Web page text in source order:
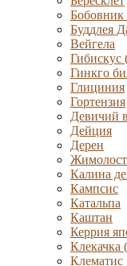
Бобовник
Буддлея
Вейгела
Гибискус
Гинкго
Глициния
Гортензия
Девичий
Дейция
Дерен
Калина
Кампсис
Катальпа
Каштан
Керрия
Клекачка
Клематис